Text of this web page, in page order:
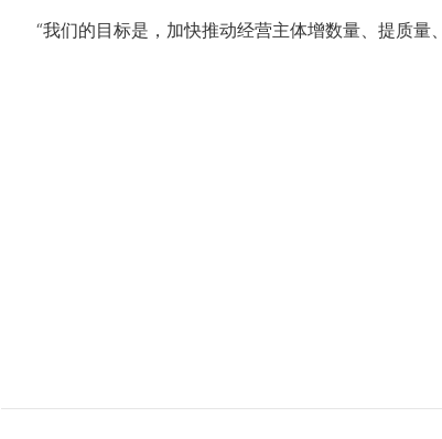
“我们的目标是，加快推动经营主体增数量、提质量